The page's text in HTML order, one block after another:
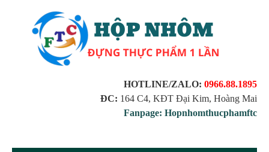
HOTLINE/ZALO: 0966.88.1895
ĐC: 164 C4, KĐT Đại Kim, Hoàng Mai
Fanpage: Hopnhomthucphamftc